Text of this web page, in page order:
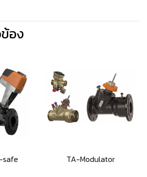
อง
safe TA-Modulator